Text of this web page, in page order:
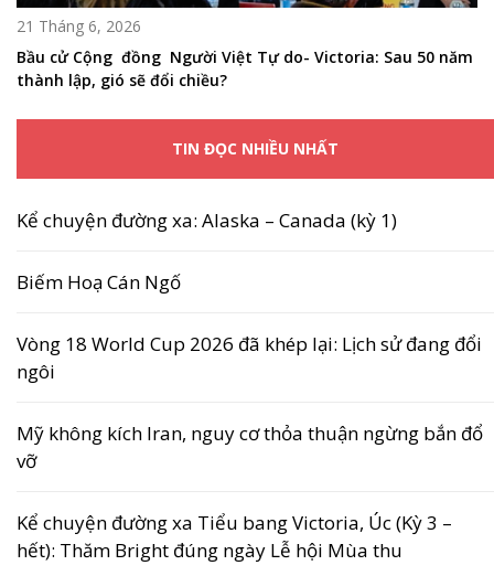
21 Tháng 6, 2026
Bầu cử Cộng đồng Người Việt Tự do- Victoria: Sau 50 năm
thành lập, gió sẽ đổi chiều?
TIN ĐỌC NHIỀU NHẤT
Kể chuyện đường xa: Alaska – Canada (kỳ 1)
Biếm Hoạ Cán Ngố
Vòng 18 World Cup 2026 đã khép lại: Lịch sử đang đổi
ngôi
Mỹ không kích Iran, nguy cơ thỏa thuận ngừng bắn đổ
vỡ
Kể chuyện đường xa Tiểu bang Victoria, Úc (Kỳ 3 –
hết): Thăm Bright đúng ngày Lễ hội Mùa thu